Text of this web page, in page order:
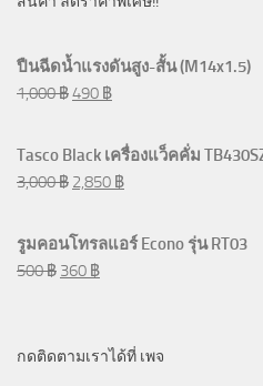
ปืนฉีดน้ำแรงดันสูง-สั้น (M14x1.5)
1,000฿490 ฿
Tasco Black เครื่องแว็คคั่ม
3,000฿ 2,850 ฿
รูมคอนโทรลแอร์ Econo รุ่น RT03
500฿ 360 ฿
กดติดตามเราได้ที่ เพจ